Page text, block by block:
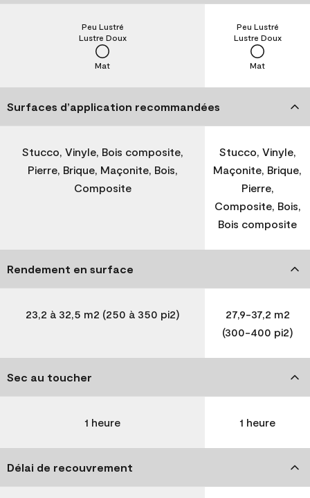
Mat
Lustre Doux
Peu Lustré
Mat
Lustre Doux
Peu Lustré
Surfaces d’application recommandées
Stucco, Vinyle, Bois composite,
Pierre, Brique, Maçonite, Bois,
Composite
Stucco, Vinyle,
Maçonite, Brique,
Pierre,
Composite, Bois,
Bois composite
Rendement en surface
23,2 à 32,5 m2 (250 à 350 pi2)
27,9-37,2 m2
(300-400 pi2)
Sec au toucher
1 heure 1 heure
Délai de recouvrement